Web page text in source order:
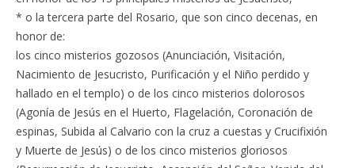
* o la tercera parte del Rosario, que son cinco decenas, en
honor de:
los cinco misterios gozosos (Anunciación, Visitación,
Nacimiento de Jesucristo, Purificación y el Niño perdido y
hallado en el templo) o de los cinco misterios dolorosos
(Agonía de Jesús en el Huerto, Flagelación, Coronación de
espinas, Subida al Calvario con la cruz a cuestas y Crucifixión
y Muerte de Jesús) o de los cinco misterios gloriosos